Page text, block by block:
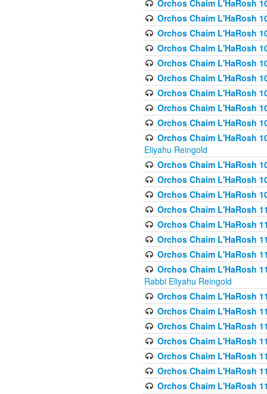
Orchos Chaim L'HaRosh
Orchos Chaim L'HaRosh
Orchos Chaim L'HaRosh
Orchos Chaim L'HaRosh
Orchos Chaim L'HaRosh
Orchos Chaim L'HaRosh
Orchos Chaim L'HaRosh
Orchos Chaim L'HaRosh
Orchos Chaim L'HaRosh
Orchos Chaim L'HaRosh
Eliyahu Reingold
Orchos Chaim L'HaRosh
Orchos Chaim L'HaRosh
Orchos Chaim L'HaRosh
Orchos Chaim L'HaRosh
Orchos Chaim L'HaRosh
Orchos Chaim L'HaRosh
Orchos Chaim L'HaRosh
Orchos Chaim L'HaRosh
Rabbi Eliyahu Reingold
Orchos Chaim L'HaRosh
Orchos Chaim L'HaRosh
Orchos Chaim L'HaRosh
Orchos Chaim L'HaRosh
Orchos Chaim L'HaRosh
Orchos Chaim L'HaRosh
Orchos Chaim L'HaRosh